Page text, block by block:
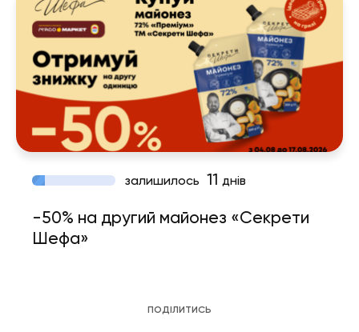
залишилось 11 днів
-50% на другий майонез «Секрети
Шефа»
ПОДІЛИТИСЬ